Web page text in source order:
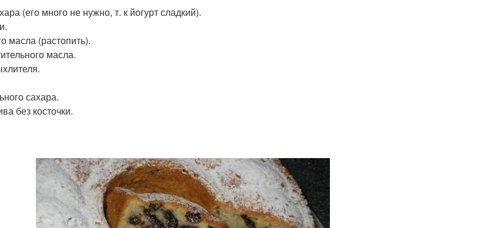
(его много не нужно, т. к йогурт сладкий).
масла (растопить).
масла.
сахара.
без косточки.